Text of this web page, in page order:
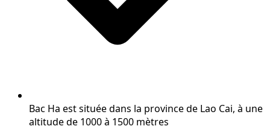
Bac Ha est située dans la province de Lao Cai, à une
altitude de 1000 à 1500 mètres